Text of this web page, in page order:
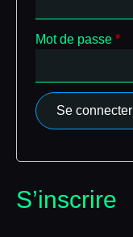
Mot de passe *
Se connecter
S’inscrire